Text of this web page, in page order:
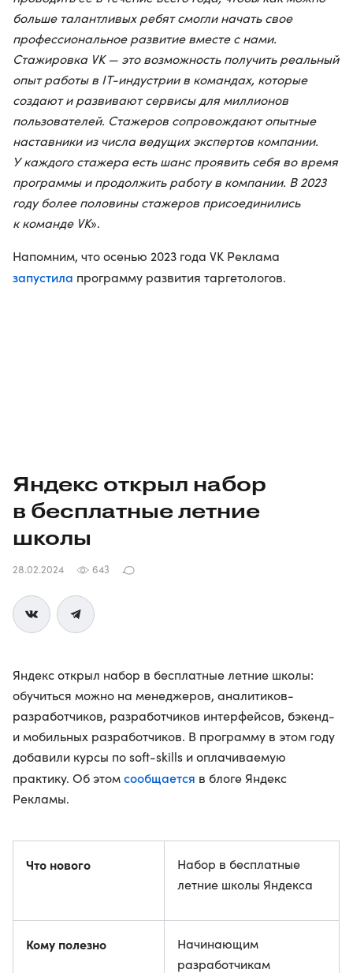
больше талантливых ребят смогли начать свое
профессиональное развитие вместе с нами.
Стажировка VK — это возможность получить реальный
опыт работы в IT-индустрии в командах, которые
создают и развивают сервисы для миллионов
пользователей. Стажеров сопровождают опытные
наставники из числа ведущих экспертов компании.
У каждого стажера есть шанс проявить себя во время
программы и продолжить работу в компании. В 2023
годуболее половины стажеров присоединились
к команде VK».
Напомним, что осенью 2023 года VK Реклама
запустила программу развития таргетологов.
Яндекс открыл набор
в бесплатные летние
школы
28.02.2024 643
Яндекс открыл набор в бесплатные летние школы:
обучиться можно на менеджеров, аналитиков-
разработчиков, разработчиков интерфейсов, бэкенд-
и мобильных разработчиков. В программу в этом году
добавили курсы по soft-skills и оплачиваемую
практику. Об этомсообщается в блоге Яндекс
Рекламы.
Что нового
Набор в бесплатные
летние школы Яндекса
Кому полезно
Начинающим
разработчикам